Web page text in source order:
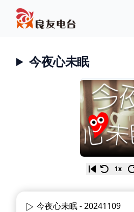
今夜心未眠
1x
今夜心未眠 -20241109